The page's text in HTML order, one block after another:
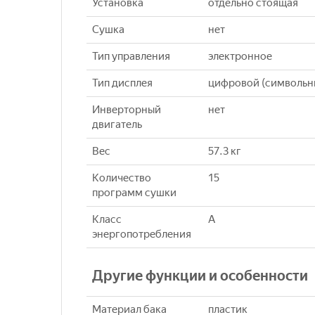
Установка отдельно стоящая
Сушка нет
Тип управления электронное
Тип дисплея цифровой
Инверторный
двигатель
нет
Вес 57.3 кг
Количество
программ сушки
15
Класс
энергопотребления
A
Другие функции и особенности
Материал бака пластик